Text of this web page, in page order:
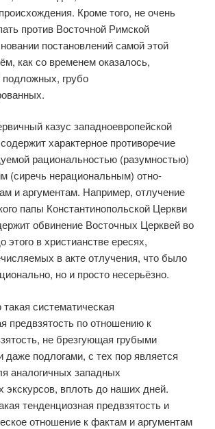
Кроме того, не очень
против Восточ­ной Римской
постановлений самой этой
как со временем оказалось,
подложных, грубо
казус западноевропейской
характерное противоречие
рационально­стью (разумностью)
(сиречь нерациональным) отно­
и аргументам. Например, отлучение
папы Константинопольской Церкви
обвинение Восточных Церквей во
в христианстве ересях,
в акте отлучения, что было
но и просто несерьёзно.
систематическая
предвзятость по отношению к
не брезгующая грубыми
даже подлогами, с тех пор является
аналогичных западных
экскурсов, вплоть до наших дней.
тенденциозная предвзятость и
отношение к фактам и аргументам